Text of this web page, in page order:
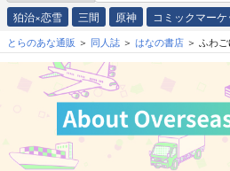
狛治×恋雪 三間 原神 コミックマー
とらのあな通販 同人誌 はなの書店 ふわ